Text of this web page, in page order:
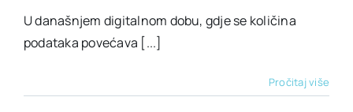
U današnjem digitalnom dobu, gdje se količina
podataka povećava [...]
Pročitaj više